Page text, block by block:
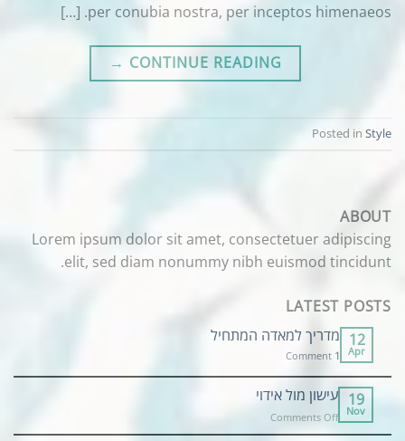
per conubia nostra, per inceptos himenaeos. […]
CONTINUE READING
→
Posted in Style
ABOUT
Lorem ipsum dolor sit amet, consectetuer adipiscing
elit, sed diam nonummy nibh euismod tincidunt.
LATEST POSTS
12
Apr
מדריך למאדה המתחיל
1
19
Nov
עישון מול אידוי
Comments Off
עישון